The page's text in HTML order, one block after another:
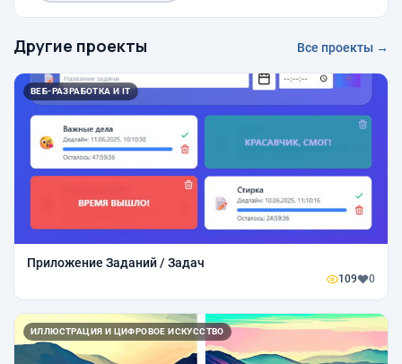
Другие проекты Все проекты →
ВЕБ-РАЗРАБОТКА И IT
Приложение Заданий / Задач
109 0
ИЛЛЮСТРАЦИЯ И ЦИФРОВОЕ ИСКУССТВО